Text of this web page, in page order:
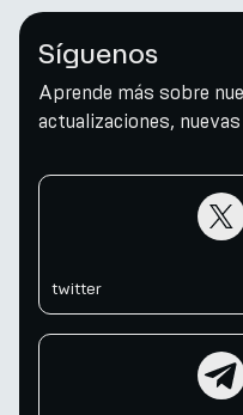
Síguenos
Aprende más sobre
actualizaciones,
twitter